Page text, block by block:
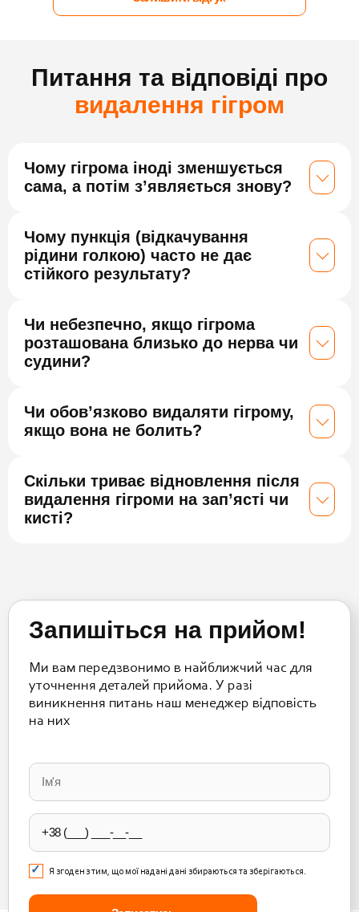
Питання та відповіді про
видалення гігром
Чому гігрома іноді зменшується
сама, а потім з’являється знову?
Чому пункція (відкачування
рідини голкою) часто не дає
стійкого результату?
Чи небезпечно, якщо гігрома
розташована близько до нерва чи
судини?
Чи обов’язково видаляти гігрому,
якщо вона не болить?
Скільки триває відновлення після
видалення гігроми на зап’ясті чи
кисті?
Запишіться на прийом!
Ми вам передзвонимо в найближчий час для
уточнення деталей прийома. У разі
виникнення питань наш менеджер відповість
на них
leave
this
field
empty.
Я згоден з тим, що мої надані дані збираються та зберігаються.